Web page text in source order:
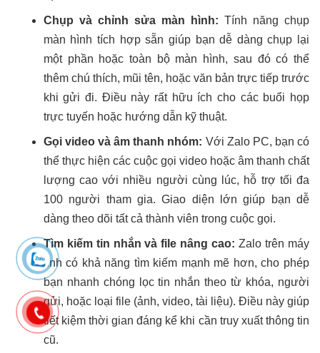
Chụp và chỉnh sửa màn hình: Tính năng chụp
màn hình tích hợp sẵn giúp bạn dễ dàng chụp lại
một phần hoặc toàn bộ màn hình, sau đó có thể
thêm chú thích, mũi tên, hoặc văn bản trực tiếp trước
khi gửi đi. Điều này rất hữu ích cho các buổi họp
trực tuyến hoặc hướng dẫn kỹ thuật.
Gọi video và âm thanh nhóm: Với Zalo PC, bạn có
thể thực hiện các cuộc gọi video hoặc âm thanh chất
lượng cao với nhiều người cùng lúc, hỗ trợ tối đa
100 người tham gia. Giao diện lớn giúp bạn dễ
dàng theo dõi tất cả thành viên trong cuộc gọi.
Tìm kiếm tin nhắn và file nâng cao: Zalo trên máy
tính có khả năng tìm kiếm mạnh mẽ hơn, cho phép
bạn nhanh chóng lọc tin nhắn theo từ khóa, người
gửi, hoặc loại file (ảnh, video, tài liệu). Điều này giúp
tiết kiệm thời gian đáng kể khi cần truy xuất thông tin
cũ.